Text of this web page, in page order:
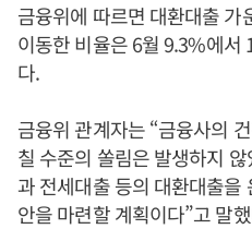
금융위에 따르면 대환대출
이동한 비율은 6월 9.3%에서
다.
금융위 관계자는 “금융사의
칠 수준의 쏠림은 발생하지
과 전세대출 등의 대환대출
안을 마련할 계획이다”고 말